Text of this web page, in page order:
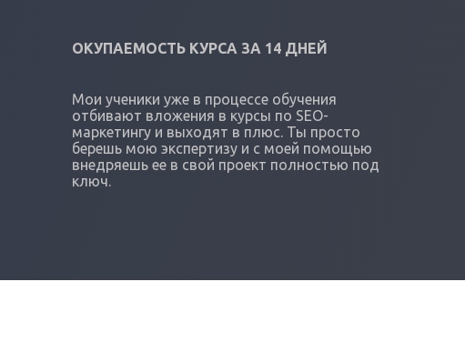
ОКУПАЕМОСТЬ КУРСА ЗА 14 ДНЕЙ
Мои ученики уже в процессе обучения
отбивают вложения в курсы по SEO-
маркетингу и выходят в плюс. Ты просто
берешь мою экспертизу и с моей помощью
внедряешь ее в свой проект полностью под
ключ.